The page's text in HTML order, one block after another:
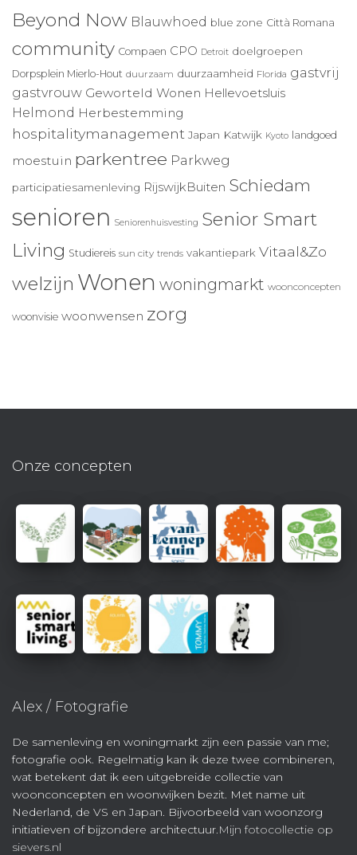
Beyond Now Blauwhoed blue zone Città Romana
community Compaen CPO Detroit doelgroepen
Dorpsplein Mierlo-Hout duurzaam duurzaamheid Florida gastvrij
gastvrouw Geworteld Wonen Hellevoetsluis
Helmond Herbestemming
hospitalitymanagement Japan Katwijk Kyoto landgoed
moestuin parkentree Parkweg
participatiesamenleving RijswijkBuiten Schiedam
senioren Seniorenhuisvesting Senior Smart
Living Studiereis sun city trends vakantiepark Vitaal&Zo
welzijn Wonen woningmarkt woonconcepten
woonvisie woonwensen zorg
Onze concepten
Alex / Fotografie
De samenleving en woningmarkt zijn een passie van me;
fotografie ook. Regelmatig kan ik deze twee combineren,
wat betekent dat ik een uitgebreide collectie van
woonconcepten en woonwijken bezit. Met name uit
Nederland, de VS en Japan. Bijvoorbeeld van woonzorg
initiatieven of bijzondere architectuur.Mijn fotocollectie op
sievers.nl